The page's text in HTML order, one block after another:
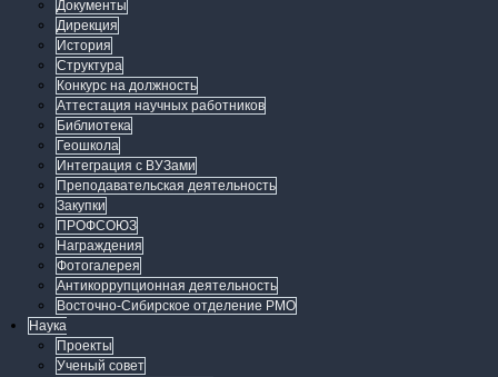
Документы
Дирекция
История
Структура
Конкурс на должность
Аттестация научных работников
Библиотека
Геошкола
Интеграция с ВУЗами
Преподавательская деятельность
Закупки
ПРОФСОЮЗ
Награждения
Фотогалерея
Антикоррупционная деятельность
Восточно-Сибирское отделение РМО
Наука
Проекты
Ученый совет